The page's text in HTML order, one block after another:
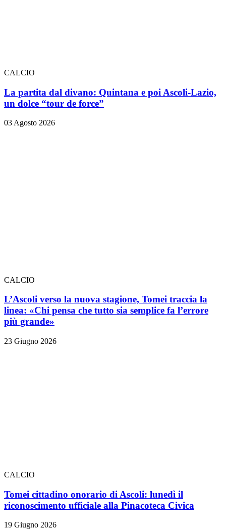
CALCIO
La partita dal divano: Quintana e poi Ascoli-Lazio,
un dolce “tour de force”
03 Agosto 2026
CALCIO
L’Ascoli verso la nuova stagione, Tomei traccia la
linea: «Chi pensa che tutto sia semplice fa l’errore
più grande»
23 Giugno 2026
CALCIO
Tomei cittadino onorario di Ascoli: lunedì il
riconoscimento ufficiale alla Pinacoteca Civica
19 Giugno 2026